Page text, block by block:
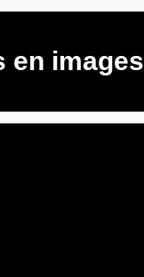
en images